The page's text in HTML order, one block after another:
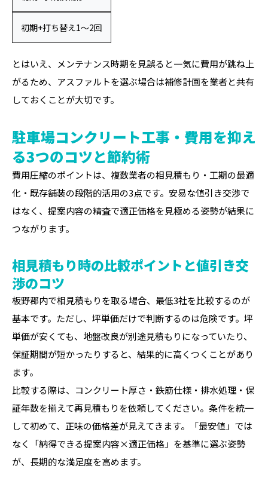
初期+打ち替え1〜2回
とはいえ、メンテナンス時期を見誤ると一気に費用が跳ね上
がるため、アスファルトを選ぶ場合は補修計画を業者と共有
しておくことが大切です。
駐車場コンクリート工事・費用を抑え
る3つのコツと節約術
費用圧縮のポイントは、複数業者の相見積もり・工期の最適
化・既存舗装の段階的活用の3点です。安易な値引き交渉で
はなく、提案内容の精査で適正価格を見極める姿勢が結果に
つながります。
相見積もり時の比較ポイントと値引き交
渉のコツ
板野郡内で相見積もりを取る場合、最低3社を比較するのが
基本です。ただし、坪単価だけで判断するのは危険です。坪
単価が安くても、地盤改良が別途見積もりになっていたり、
保証期間が短かったりすると、結果的に高くつくことがあり
ます。
比較する際は、コンクリート厚さ・鉄筋仕様・排水処理・保
証年数を揃えて再見積もりを依頼してください。条件を統一
して初めて、正味の価格差が見えてきます。「最安値」では
なく「納得できる提案内容×適正価格」を基準に選ぶ姿勢
が、長期的な満足度を高めます。